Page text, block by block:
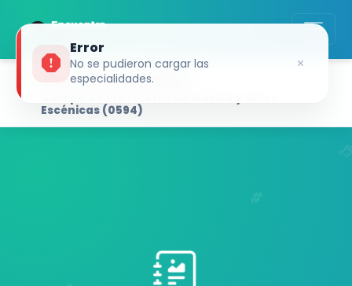
Error
No se pudieron cargar las
especialidades.
SIMULADOR DE TEMAS
Escénicas (0594)